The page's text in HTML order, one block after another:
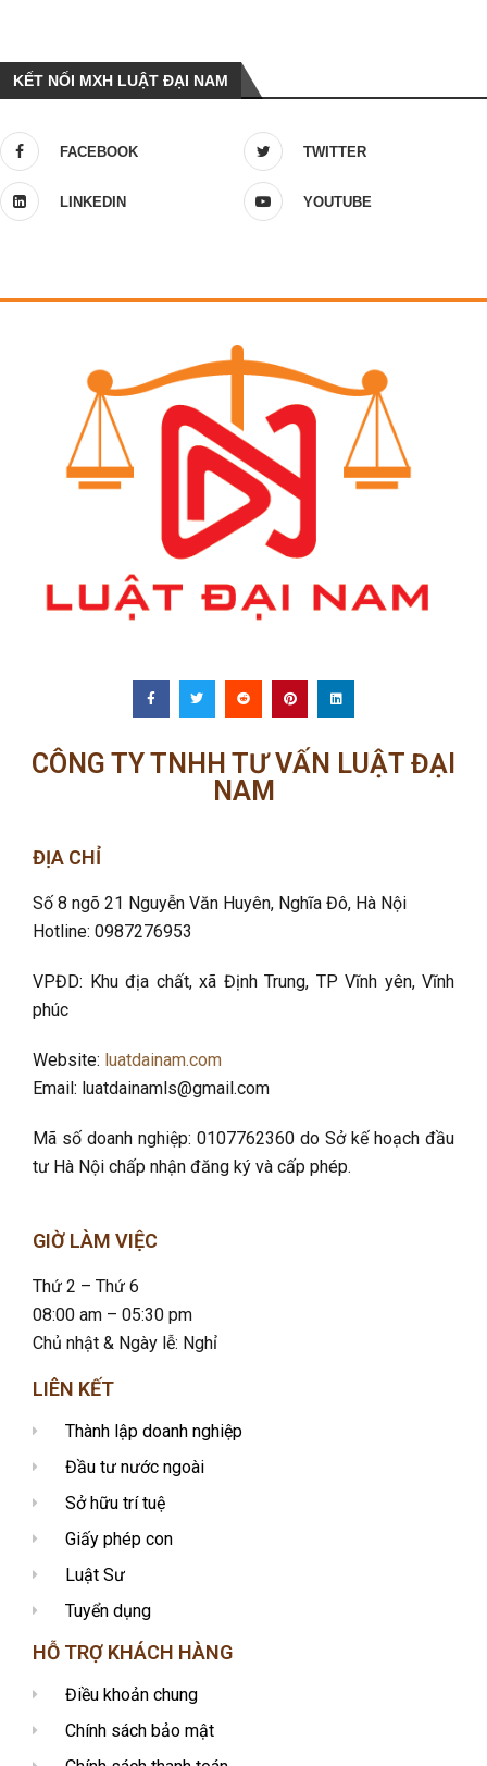
KẾT NỐI MXH LUẬT ĐẠI NAM
FACEBOOK TWITTER
LINKEDIN YOUTUBE
CÔNG TY TNHH TƯ VẤN LUẬT ĐẠI
NAM
ĐỊA CHỈ
Số 8 ngõ 21 Nguyễn Văn Huyên, Nghĩa Đô, Hà Nội
Hotline: 0987276953
VPĐD: Khu địa chất, xã Định Trung, TP Vĩnh yên, Vĩnh
phúc
Website: luatdainam.com
Email: luatdainamls@gmail.com
Mã số doanh nghiệp: 0107762360 do Sở kế hoạch đầu
tư Hà Nội chấp nhận đăng ký và cấp phép.
GIỜ LÀM VIỆC
Thứ 2 – Thứ 6
08:00 am – 05:30 pm
Chủ nhật & Ngày lễ: Nghỉ
LIÊN KẾT
Thành lập doanh nghiệp
Đầu tư nước ngoài
Sở hữu trí tuệ
Giấy phép con
Luật Sư
Tuyển dụng
HỖ TRỢ KHÁCH HÀNG
Điều khoản chung
Chính sách bảo mật